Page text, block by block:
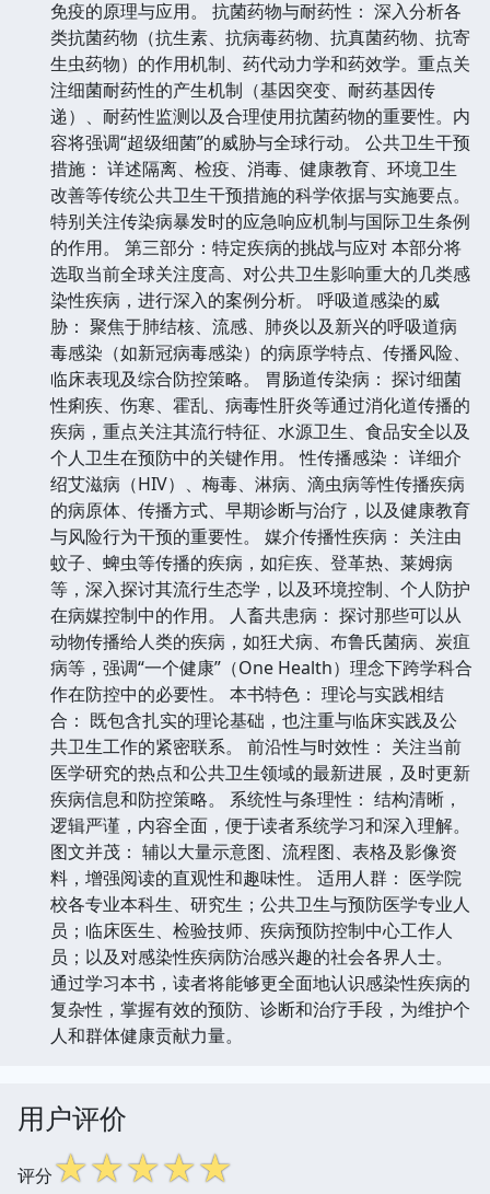
免疫的原理与应用。 抗菌药物与耐药性： 深入分析各
类抗菌药物（抗生素、抗病毒药物、抗真菌药物、抗寄
生虫药物）的作用机制、药代动力学和药效学。重点关
注细菌耐药性的产生机制（基因突变、耐药基因传
递）、耐药性监测以及合理使用抗菌药物的重要性。内
容将强调“超级细菌”的威胁与全球行动。 公共卫生干预
措施： 详述隔离、检疫、消毒、健康教育、环境卫生
改善等传统公共卫生干预措施的科学依据与实施要点。
特别关注传染病暴发时的应急响应机制与国际卫生条例
的作用。 第三部分：特定疾病的挑战与应对 本部分将
选取当前全球关注度高、对公共卫生影响重大的几类感
染性疾病，进行深入的案例分析。 呼吸道感染的威
胁： 聚焦于肺结核、流感、肺炎以及新兴的呼吸道病
毒感染（如新冠病毒感染）的病原学特点、传播风险、
临床表现及综合防控策略。 胃肠道传染病： 探讨细菌
性痢疾、伤寒、霍乱、病毒性肝炎等通过消化道传播的
疾病，重点关注其流行特征、水源卫生、食品安全以及
个人卫生在预防中的关键作用。 性传播感染： 详细介
绍艾滋病（HIV）、梅毒、淋病、滴虫病等性传播疾病
的病原体、传播方式、早期诊断与治疗，以及健康教育
与风险行为干预的重要性。 媒介传播性疾病： 关注由
蚊子、蜱虫等传播的疾病，如疟疾、登革热、莱姆病
等，深入探讨其流行生态学，以及环境控制、个人防护
在病媒控制中的作用。 人畜共患病： 探讨那些可以从
动物传播给人类的疾病，如狂犬病、布鲁氏菌病、炭疽
病等，强调“一个健康”（One Health）理念下跨学科合
作在防控中的必要性。 本书特色： 理论与实践相结
合： 既包含扎实的理论基础，也注重与临床实践及公
共卫生工作的紧密联系。 前沿性与时效性： 关注当前
医学研究的热点和公共卫生领域的最新进展，及时更新
疾病信息和防控策略。 系统性与条理性： 结构清晰，
逻辑严谨，内容全面，便于读者系统学习和深入理解。
图文并茂： 辅以大量示意图、流程图、表格及影像资
料，增强阅读的直观性和趣味性。 适用人群： 医学院
校各专业本科生、研究生；公共卫生与预防医学专业人
员；临床医生、检验技师、疾病预防控制中心工作人
员；以及对感染性疾病防治感兴趣的社会各界人士。
通过学习本书，读者将能够更全面地认识感染性疾病的
复杂性，掌握有效的预防、诊断和治疗手段，为维护个
人和群体健康贡献力量。
用户评价
评分☆☆☆☆☆